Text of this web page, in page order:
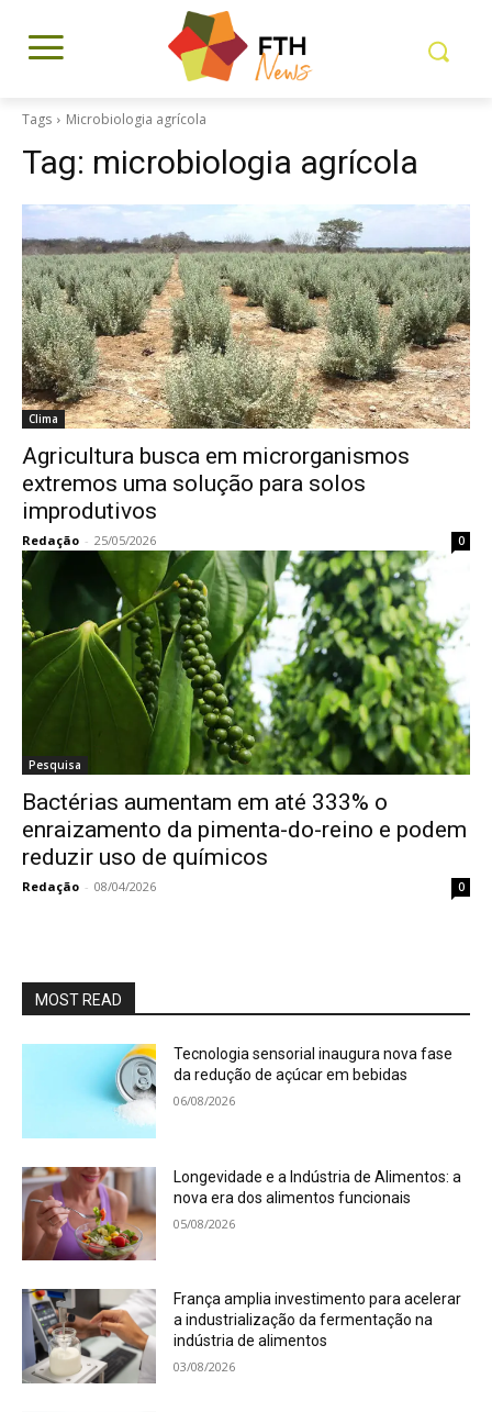
Tags Microbiologia agrícola
Tag: microbiologia agrícola
Clima
Agricultura busca em microrganismos
extremos uma solução para solos
improdutivos
Redação - 25/05/2026 0
Pesquisa
Bactérias aumentam em até 333% o
enraizamento da pimenta-do-reino e podem
reduzir uso de químicos
Redação - 08/04/2026 0
MOST READ
Tecnologia sensorial inaugura nova fase
da redução de açúcar em bebidas
06/08/2026
Longevidade e a Indústria de Alimentos: a
nova era dos alimentos funcionais
05/08/2026
França amplia investimento para acelerar
a industrialização da fermentação na
indústria de alimentos
03/08/2026